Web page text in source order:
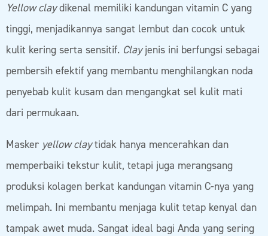
Yellow claydikenal memiliki kandungan vitamin C yang
tinggi, menjadikannya sangat lembut dan cocok untuk
kulit kering serta sensitif. Clayjenis ini berfungsi sebagai
pembersih efektif yang membantu menghilangkan noda
penyebab kulit kusam dan mengangkat sel kulit mati
dari permukaan.
Masker yellow claytidak hanya mencerahkan dan
memperbaiki tekstur kulit, tetapi juga merangsang
produksi kolagen berkat kandungan vitamin C-nya yang
melimpah. Ini membantu menjaga kulit tetap kenyal dan
tampak awet muda. Sangat ideal bagi Anda yang sering